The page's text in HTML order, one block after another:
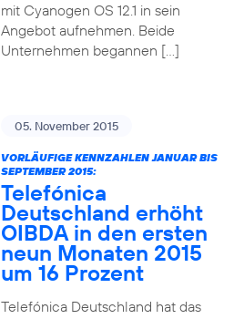
mit Cyanogen OS 12.1 in sein
Angebot aufnehmen. Beide
Unternehmen begannen […]
05. November 2015
VORLÄUFIGE KENNZAHLEN JANUAR BIS
SEPTEMBER 2015:
Telefónica
Deutschland erhöht
OIBDA in den ersten
neun Monaten 2015
um 16 Prozent
Telefónica Deutschland hat das